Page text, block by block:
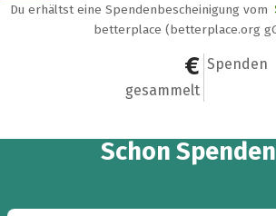
Du erhältst eine Spendenbescheinigung vom
betterplace (betterplace.org
860 €
gesammelt
9
Spenden
Schon 9